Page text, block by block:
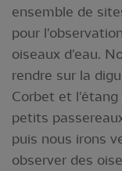
ensemble de
pour
oiseaux d'eau.
rendre sur la
Corbet et l'étang
petits
puis nous irons
observer des